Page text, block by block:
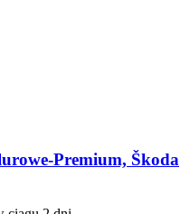
Premium, Škoda